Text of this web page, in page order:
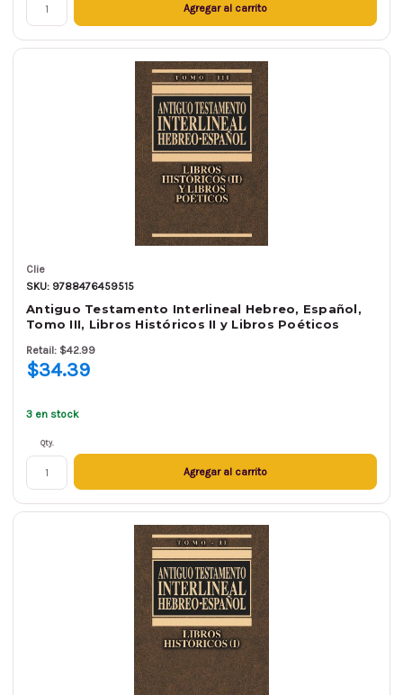
Agregar al carrito
Clie
SKU: 9788476459515
Antiguo Testamento Interlineal Hebreo, Español,
Tomo III, Libros Históricos II y Libros Poéticos
Retail: $42.99
$34.39
3 en stock
Qty.
Agregar al carrito